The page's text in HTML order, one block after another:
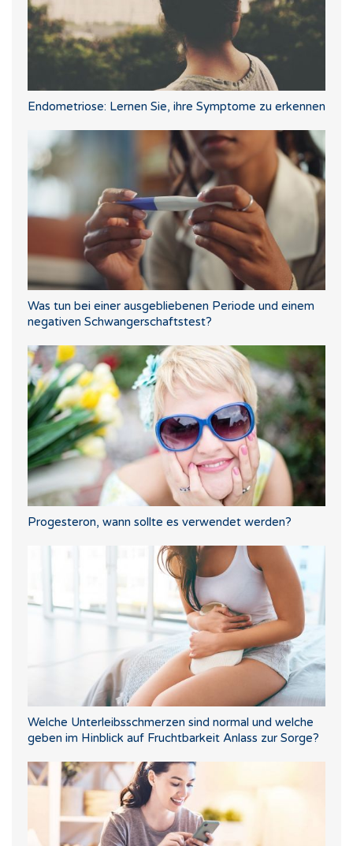
Endometriose: Lernen Sie, ihre Symptome zu erkennen
Was tun bei einer ausgebliebenen Periode und einem
negativen Schwangerschaftstest?
Progesteron, wann sollte es verwendet werden?
Welche Unterleibsschmerzen sind normal und welche
geben im Hinblick auf Fruchtbarkeit Anlass zur Sorge?